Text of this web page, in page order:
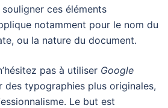
ces éléments
notamment pour le nom du
ou la nature du document.
pas à utiliser Google
des typographies plus originales,
Le but est